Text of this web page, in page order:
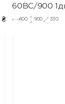
₴
60ВС/900
600 900 330